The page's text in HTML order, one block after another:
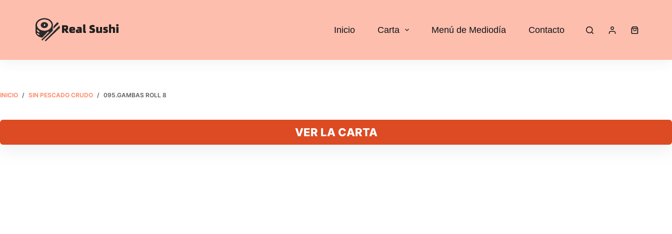
095.Gambas roll 8
cantidad
Inicio Carta Menú de Mediodía Contacto
Carro
INICIO / SIN PESCADO CRUDO / 095.GAMBAS ROLL 8
VER LA CARTA